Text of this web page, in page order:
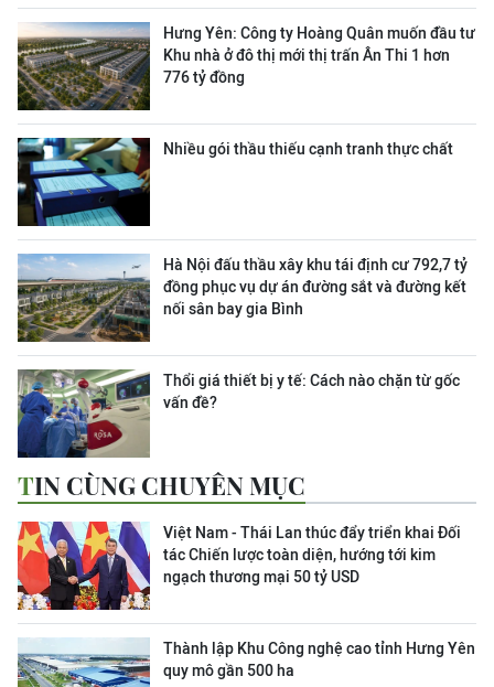
Hưng Yên: Công ty Hoàng Quân muốn đầu tư
Khu nhà ở đô thị mới thị trấn Ân Thi 1 hơn
776 tỷ đồng
Nhiều gói thầu thiếu cạnh tranh thực chất
Hà Nội đấu thầu xây khu tái định cư 792,7 tỷ
đồng phục vụ dự án đường sắt và đường kết
nối sân bay gia Bình
Thổi giá thiết bị y tế: Cách nào chặn từ gốc
vấn đề?
TIN CÙNG CHUYÊN MỤC
Việt Nam - Thái Lan thúc đẩy triển khai Đối
tác Chiến lược toàn diện, hướng tới kim
ngạch thương mại 50 tỷ USD
Thành lập Khu Công nghệ cao tỉnh Hưng Yên
quy mô gần 500 ha